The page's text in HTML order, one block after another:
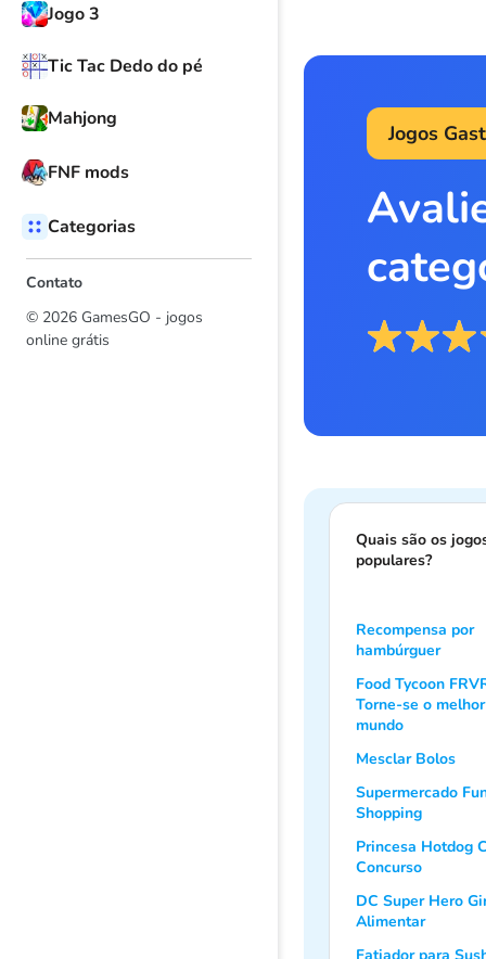
Jogo 3
Tic Tac Dedo do pé
Mahjong
FNF mods
Categorias
Contato
© 2026 GamesGO - jogos
online grátis
Jogos
Quais são os
populares?
Recompensa por
hambúrguer
Food Tycoon
Torne-se o
mundo
Mesclar Bolos
Supermercado
Shopping
Princesa Hotdog
Concurso
DC Super Hero
Alimentar
Fatiador para